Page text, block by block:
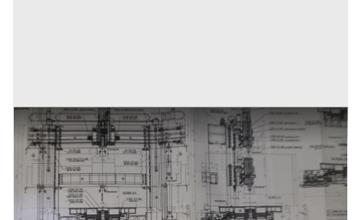
Progetto per tornio verticale
Inserito il: 07/07/2025
Torino
(Torino)
Prezzo
1.000 €